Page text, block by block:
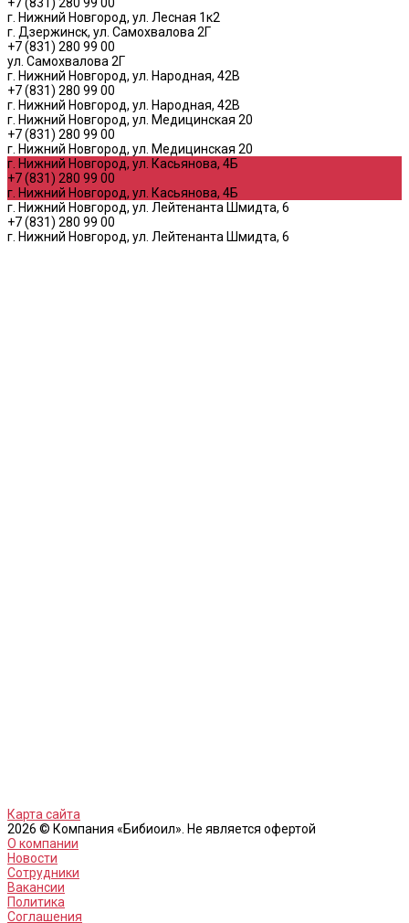
г. Нижний Новгород, ул. Лесная 1к2
г. Дзержинск, ул. Самохвалова 2Г
+7 (831) 280 99 00
ул. Самохвалова 2Г
г. Нижний Новгород, ул. Народная, 42В
+7 (831) 280 99 00
г. Нижний Новгород, ул. Народная, 42В
г. Нижний Новгород, ул. Медицинская 20
+7 (831) 280 99 00
г. Нижний Новгород, ул. Медицинская 20
г. Нижний Новгород, ул. Касьянова, 4Б
+7 (831) 280 99 00
г. Нижний Новгород, ул. Касьянова, 4Б
г. Нижний Новгород, ул. Лейтенанта Шмидта, 6
+7 (831) 280 99 00
г. Нижний Новгород, ул. Лейтенанта Шмидта, 6
Карта сайта
2026 © Компания «Бибиоил». Не является офертой
О компании
Новости
Сотрудники
Вакансии
Политика
Соглашения